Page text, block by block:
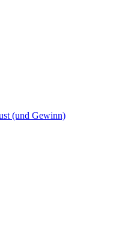
(und Gewinn)